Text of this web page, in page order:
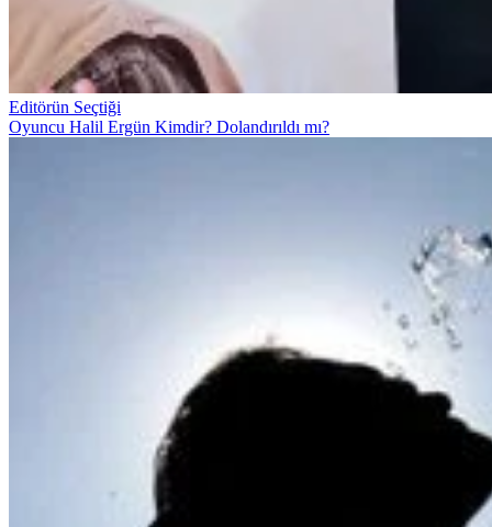
Editörün Seçtiği
Oyuncu Halil Ergün Kimdir? Dolandırıldı mı?